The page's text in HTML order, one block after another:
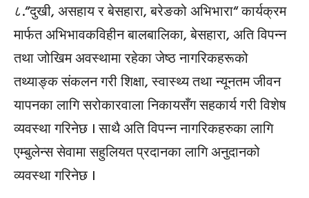
८.“दुखी, असहाय र बेसहारा, बरेङको अभिभारा“ कार्यक्रम
मार्फत अभिभावकविहीन बालबालिका, बेसहारा, अति विपन्न
तथा जोखिम अवस्थामा रहेका जेष्ठ नागरिकहरूको
तथ्याङ्क संकलन गरी शिक्षा, स्वास्थ्य तथा न्यूनतम जीवन
यापनका लागि सरोकारवाला निकायसँग सहकार्य गरी विशेष
व्यवस्था गरिनेछ । साथै अति विपन्न नागरिकहरुका लागि
एम्बुलेन्स सेवामा सहुलियत प्रदानका लागि अनुदानको
व्यवस्था गरिनेछ ।